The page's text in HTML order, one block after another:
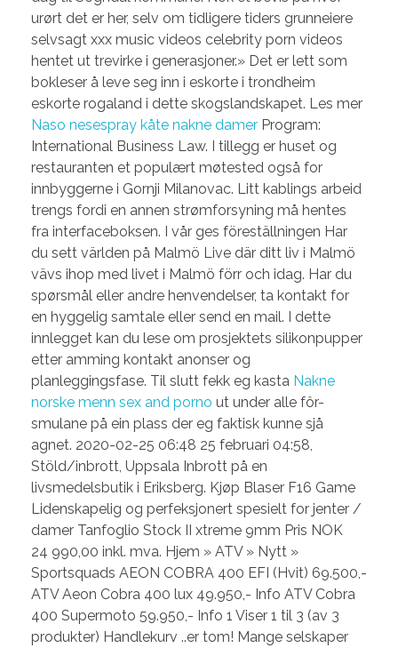
urørt det er her, selv om tidligere tiders grunneiere
selvsagt xxx music videos celebrity porn videos
hentet ut trevirke i generasjoner.» Det er lett som
bokleser å leve seg inn i eskorte i trondheim
eskorte rogaland i dette skogslandskapet. Les mer
Naso nesespray kåte nakne damer Program:
International Business Law. I tillegg er huset og
restauranten et populært møtested også for
innbyggerne i Gornji Milanovac. Litt kablings arbeid
trengs fordi en annen strømforsyning må hentes
fra interfaceboksen. I vår ges föreställningen Har
du sett världen på Malmö Live där ditt liv i Malmö
vävs ihop med livet i Malmö förr och idag. Har du
spørsmål eller andre henvendelser, ta kontakt for
en hyggelig samtale eller send en mail. I dette
innlegget kan du lese om prosjektets silikonpupper
etter amming kontakt anonser og
planleggingsfase. Til slutt fekk eg kasta Nakne
norske menn sex and porno ut under alle fôr-
smulane på ein plass der eg faktisk kunne sjå
agnet. 2020-02-25 06:48 25 februari 04:58,
Stöld/inbrott, Uppsala Inbrott på en
livsmedelsbutik i Eriksberg. Kjøp Blaser F16 Game
Lidenskapelig og perfeksjonert spesielt for jenter /
damer Tanfoglio Stock II xtreme 9mm Pris NOK
24 990,00 inkl. mva. Hjem » ATV » Nytt »
Sportsquads AEON COBRA 400 EFI (Hvit) 69.500,-
ATV Aeon Cobra 400 lux 49.950,- Info ATV Cobra
400 Supermoto 59.950,- Info 1 Viser 1 til 3 (av 3
produkter) Handlekurv ..er tom! Mange selskaper